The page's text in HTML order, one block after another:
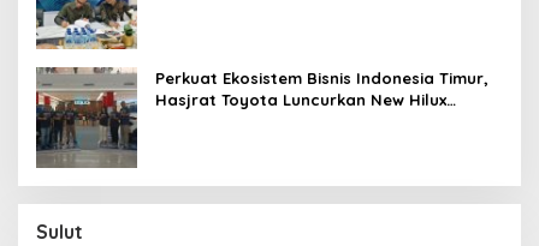
Perkuat Ekosistem Bisnis Indonesia Timur,
Hasjrat Toyota Luncurkan New Hilux
Sulut